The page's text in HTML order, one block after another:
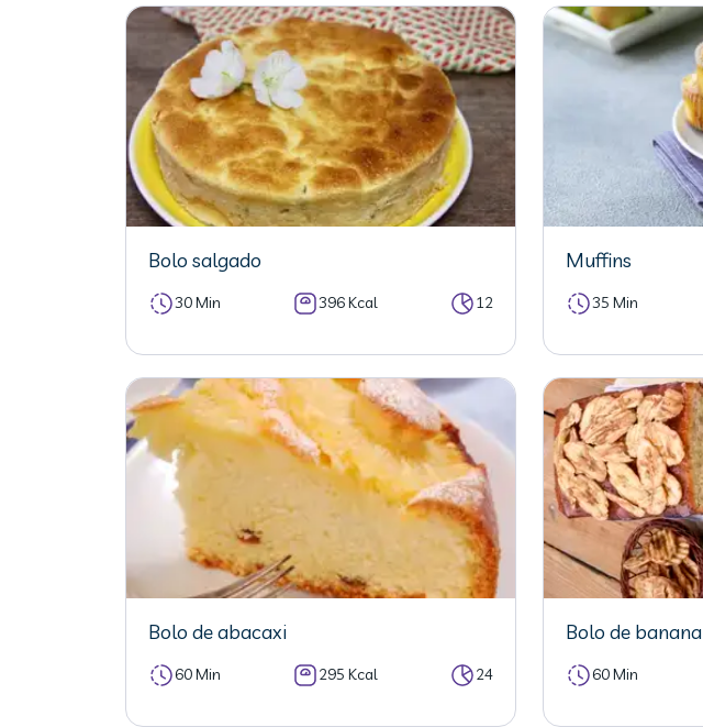
Bolo salgado
30 Min 396 Kcal 12
Muffins
35 Min
Bolo de abacaxi
60 Min 295 Kcal 24
Bolo de banana
60 Min